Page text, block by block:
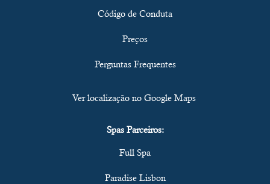
Código de Conduta
Preços
Perguntas Frequentes
Ver localização no Google Maps
Spas Parceiros:
Full Spa
Paradise Lisbon